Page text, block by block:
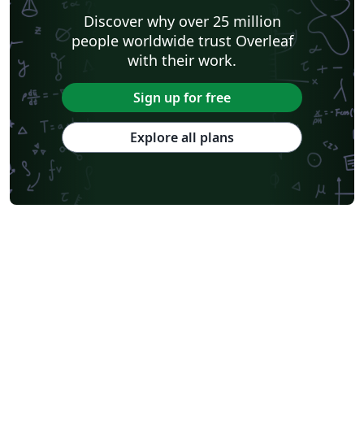
Discover why over 25 million
people worldwide trust Overleaf
with their work.
Sign up for free
Explore all plans